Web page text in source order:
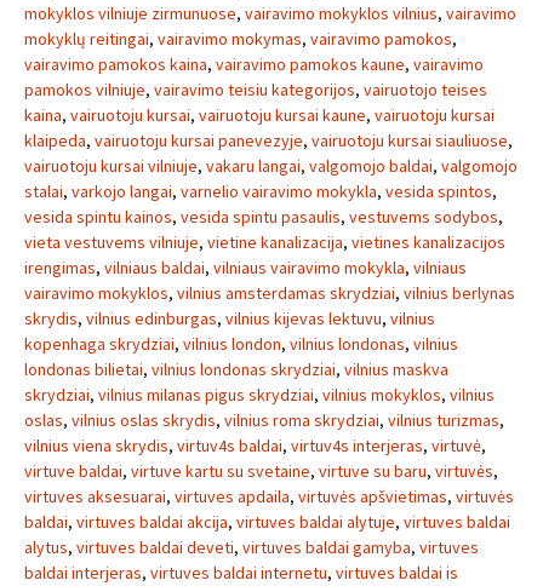
mokyklos vilniuje zirmunuose, vairavimo mokyklos vilnius, vairavimo
mokyklų reitingai, vairavimo mokymas, vairavimo pamokos,
vairavimo pamokos kaina, vairavimo pamokos kaune, vairavimo
pamokos vilniuje, vairavimo teisiu kategorijos, vairuotojo teises
kaina, vairuotoju kursai, vairuotoju kursai kaune, vairuotoju kursai
klaipeda, vairuotoju kursai panevezyje, vairuotoju kursai siauliuose,
vairuotoju kursai vilniuje, vakaru langai, valgomojo baldai, valgomojo
stalai, varkojo langai, varnelio vairavimo mokykla, vesida spintos,
vesida spintu kainos, vesida spintu pasaulis, vestuvems sodybos,
vieta vestuvems vilniuje, vietine kanalizacija, vietines kanalizacijos
irengimas, vilniaus baldai, vilniaus vairavimo mokykla, vilniaus
vairavimo mokyklos, vilnius amsterdamas skrydziai, vilnius berlynas
skrydis, vilnius edinburgas, vilnius kijevas lektuvu, vilnius
kopenhaga skrydziai, vilnius london, vilnius londonas, vilnius
londonas bilietai, vilnius londonas skrydziai, vilnius maskva
skrydziai, vilnius milanas pigus skrydziai, vilnius mokyklos, vilnius
oslas, vilnius oslas skrydis, vilnius roma skrydziai, vilnius turizmas,
vilnius viena skrydis, virtuv4s baldai, virtuv4s interjeras, virtuvė,
virtuve baldai, virtuve kartu su svetaine, virtuve su baru, virtuvės,
virtuves aksesuarai, virtuves apdaila, virtuvės apšvietimas, virtuvės
baldai, virtuves baldai akcija, virtuves baldai alytuje, virtuves baldai
alytus, virtuves baldai deveti, virtuves baldai gamyba, virtuves
baldai interjeras, virtuves baldai internetu, virtuves baldai is